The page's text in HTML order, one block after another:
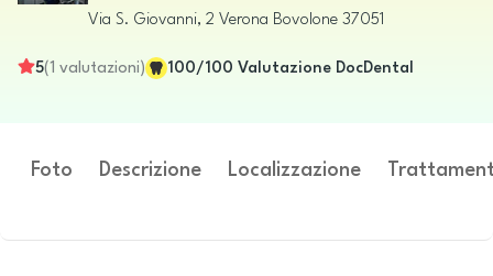
Via S. Giovanni, 2 Verona Bovolone 37051
5(1 valutazioni) 100/100 Valutazione DocDental
Foto Descrizione Localizzazione